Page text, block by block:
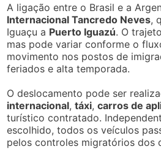
A ligação entre o Brasil e a
Internacional Tancredo Neves,
Iguaçu a Puerto Iguazú. O
mas pode variar conforme o
movimento nos postos de
feriados e alta temporada.
O deslocamento pode ser
internacional,táxi,carros de
turístico contratado.
escolhido, todos os veículos
pelos controles migratórios dos